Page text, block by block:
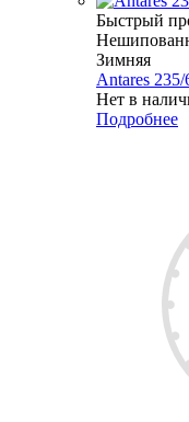
Быстрый
Зимняя
Antares
Нет в
Подробнее